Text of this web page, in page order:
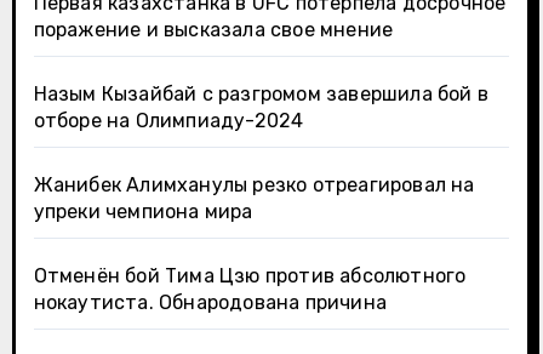
поражение и высказала свое мнение
Назым Кызайбай с разгромом завершила бой в
отборе на Олимпиаду-2024
Жанибек Алимханулы резко отреагировал на
упреки чемпиона мира
Отменён бой Тима Цзю против абсолютного
нокаутиста. Обнародована причина